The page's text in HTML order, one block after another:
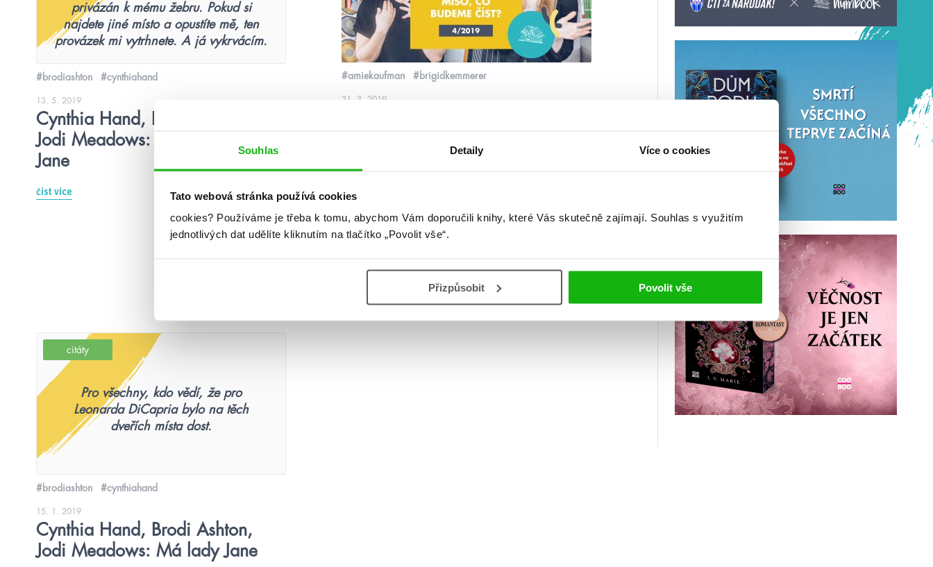
Souhlas Detaily Více o cookies
Tato webová stránka používá cookies
cookies? Používáme je třeba k tomu, abychom Vám doporučili knihy, které Vás skutečně zajímají. Souhlas s využitím
jednotlivých dat udělíte kliknutím na tlačítko „Povolit vše“.
Přizpůsobit Povolit vše
privázán k mému žebru. Pokud si
najdete jiné místo a opustíte mě, ten
provázek mi vytrhnete. A já vykrvácím.
#brodiashton #cynthiahand
13. 5. 2019
Cynthia Hand, Brodi Ashton,
Jodi Meadows: Má chudinka
Jane
číst více
#amiekaufman #brigidkemmerer
31. 3. 2019
01:54 Standalone 05:43 1. díly nových sérií 10:09
Guide Janek Rubeš, Honza Mikulka Všechno, co jste
průvodce Janka Rubeše a Honzy Mikulky s ilustracemi
Elišky Podzimkové. Praha není jenom Hrad a Karlův
číst více
citáty
Pro všechny, kdo vědí, že pro
Leonarda DiCapria bylo na těch
dveřích místa dost.
#brodiashton #cynthiahand
15. 1. 2019
Cynthia Hand, Brodi Ashton,
Jodi Meadows: Má lady Jane